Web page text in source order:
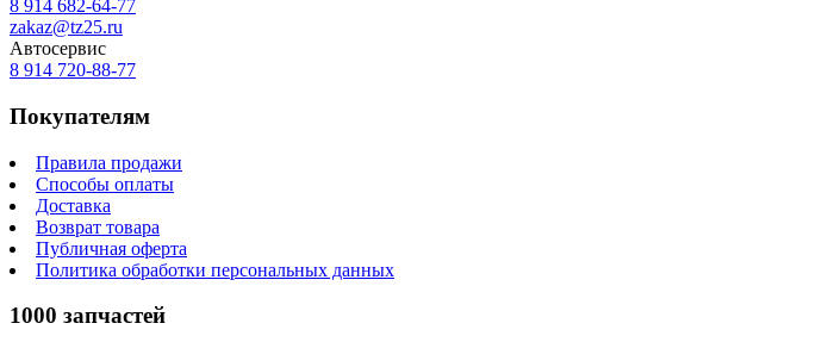
8 914 682-64-77
zakaz@tz25.ru
Автосервис
8 914 720-88-77
Покупателям
Правила продажи
Способы оплаты
Доставка
Возврат товара
Публичная оферта
Политика обработки персональных данных
1000 запчастей